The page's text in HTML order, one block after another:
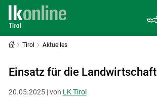
Tirol Aktuelles
Einsatz für die Landwirtschaft
20.05.2025 | von LK Tirol